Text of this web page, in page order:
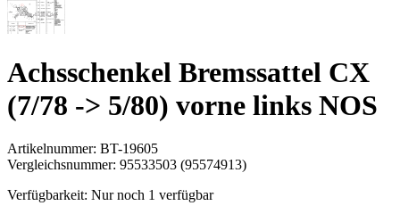
Achsschenkel Bremssattel CX
(7/78 -> 5/80) vorne links NOS
Artikelnummer: BT-19605
Vergleichsnummer: 95533503 (95574913)
Verfügbarkeit: Nur noch 1 verfügbar